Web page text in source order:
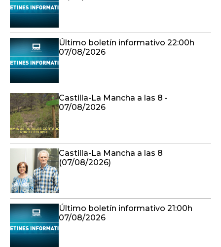
Último boletín informativo 22:00h
07/08/2026
Castilla-La Mancha a las 8 -
07/08/2026
Castilla-La Mancha a las 8
(07/08/2026)
Último boletín informativo 21:00h
07/08/2026